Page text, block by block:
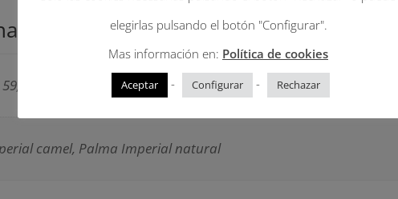
60
camel, Palma Imperial natural
elegirlas pulsando el botón "Configurar".
Mas información en: Política de cookies
Aceptar - Configurar - Rechazar